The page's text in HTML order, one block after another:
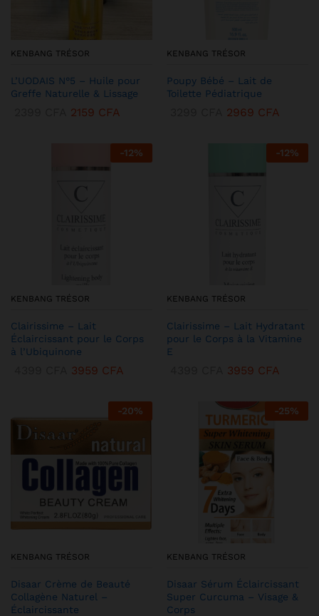
KENBANG TRÉSOR
L’UODAIS N°5 – Huile pour
Greffe Naturelle & Lissage
2159 CFA
KENBANG TRÉSOR
Poupy Bébé – Lait de
Toilette Pédiatrique
2969 CFA
-12%
KENBANG TRÉSOR
Clairissime – Lait
Éclaircissant pour le Corps
à l’Ubiquinone
3959 CFA
-12%
KENBANG TRÉSOR
Clairissime – Lait Hydratant
pour le Corps à la Vitamine
E
3959 CFA
-20%
KENBANG TRÉSOR
Disaar Crème de Beauté
Collagène Naturel –
Éclaircissante
-25%
KENBANG TRÉSOR
Disaar Sérum Éclaircissant
Super Curcuma – Visage &
Corps